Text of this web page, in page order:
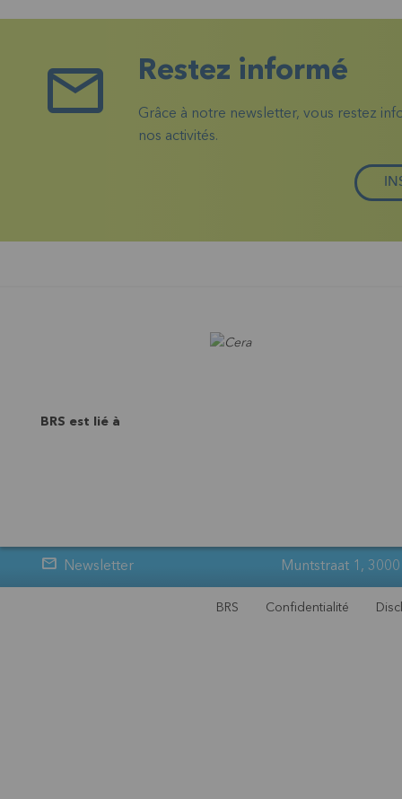
Restez informé
Grâce à notre newsletter, vous restez
nos activités.
BRS est lié à
Newsletter Muntstraat 1,
BRS Confidentialité